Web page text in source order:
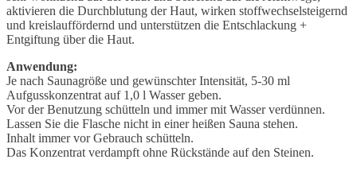
aktivieren die Durchblutung der Haut, wirken stoffwechselsteigernd
und kreislauffördernd und unterstützen die Entschlackung +
Entgiftung über die Haut.
Anwendung:
Je nach Saunagröße und gewünschter Intensität, 5-30 ml
Aufgusskonzentrat auf 1,0 l Wasser geben.
Vor der Benutzung schütteln und immer mit Wasser verdünnen.
Lassen Sie die Flasche nicht in einer heißen Sauna stehen.
Inhalt immer vor Gebrauch schütteln.
Das Konzentrat verdampft ohne Rückstände auf den Steinen.